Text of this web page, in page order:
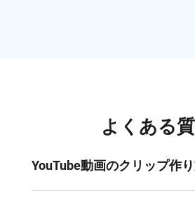
よくある
YouTube動画のクリップ作